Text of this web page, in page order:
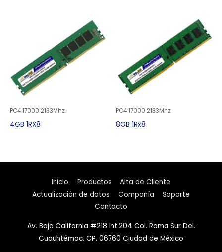
PC4 17000 2133Mhz
4GB 1RX8
PC4 17000 2133Mhz
8GB 1Rx8
Inicio Productos
Alta de Cliente
Actualización de datos
Compañía
Soporte
Contacto
Av. Baja California #218 Int.204 Col. Roma Sur Del.
Cuauhtémoc. CP. 06760 Ciudad de México